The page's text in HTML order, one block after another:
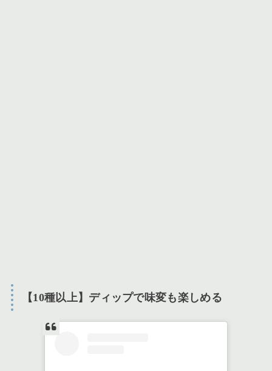
【10種以上】ディップで味変も楽しめる